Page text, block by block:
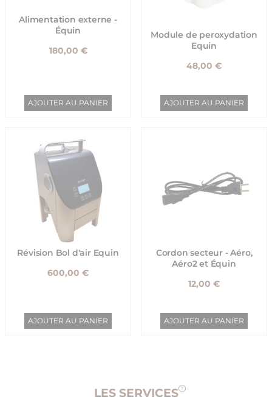
Alimentation externe -
Équin
180,00 €
AJOUTER AU PANIER
Module de peroxydation
Equin
48,00 €
AJOUTER AU PANIER
Révision Bol d'air Equin
600,00 €
AJOUTER AU PANIER
Cordon secteur - Aéro,
Aéro2 et Équin
12,00 €
AJOUTER AU PANIER
LES SERVICES